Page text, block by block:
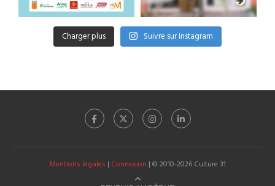
Charger plus Suivre sur Instagram
Mentions légales | Connexion | © 2010-2026 Culture 31